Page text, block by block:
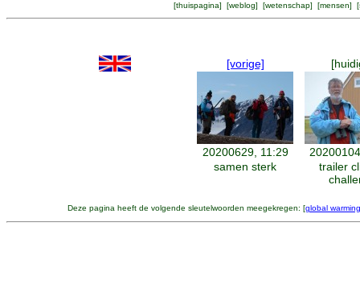
[thuispagina] [weblog] [wetenschap] [mensen] [
[vorige]
20200629, 11:29
samen sterk
trailer
Deze pagina heeft de volgende sleutelwoorden meegekregen: [global warming